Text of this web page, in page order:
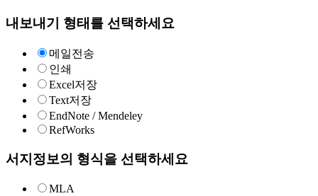
내보내기 형태를 선택하세요
메일전송
인쇄
Excel저장
Text저장
EndNote / Mendeley
RefWorks
서지정보의 형식을 선택하세요
MLA